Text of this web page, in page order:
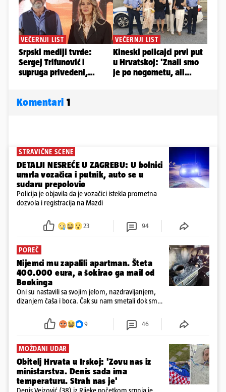
Komentari 1
STRAVIČNE SCENE
DETALJI NESREĆE U ZAGREBU: U bolnici
umrla vozačica i putnik, auto se u
sudaru prepolovio
Policija je objavila da je vozačici istekla prometna
dozvola i registracija na Mazdi
23 94
POREČ
Nijemci mu zapalili apartman. Šteta
400.000 eura, a šokirao ga mail od
Bookinga
Oni su nastavili sa svojim jelom, nazdravljanjem,
dizanjem čaša i boca. Čak su nam smetali dok smo
požar, rekao je vlasnik
9 46
MOŽDANI UDAR
Obitelj Hrvata u Irskoj: 'Zovu nas iz
ministarstva. Denis sada ima
temperaturu. Strah nas je'